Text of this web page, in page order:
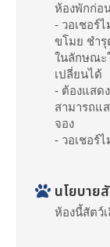
ห้องพักก่อ
- วอเชอร์
ขโมย ชำรุ
ในลักษณะ
เปลี่ยนได้
- ต้องแสด
สามารถแ
จอง
- วอเชอร์
นโยบาย
ห้องนี้สัตว์